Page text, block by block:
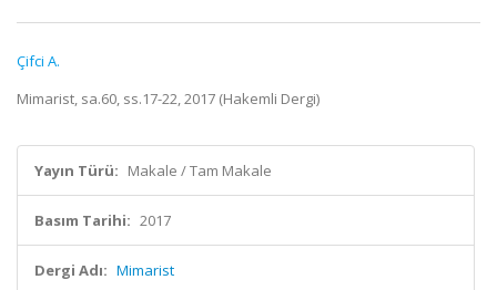
Çifci A.
Mimarist, sa.60, ss.17-22, 2017 (Hakemli Dergi)
Yayın Türü: Makale / Tam Makale
Basım Tarihi: 2017
Dergi Adı: Mimarist